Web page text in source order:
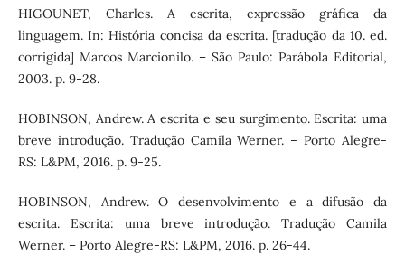
HIGOUNET, Charles. A escrita, expressão gráfica da
linguagem. In: História concisa da escrita. [tradução da 10. ed.
corrigida] Marcos Marcionilo. – São Paulo: Parábola Editorial,
2003. p. 9-28.
HOBINSON, Andrew. A escrita e seu surgimento. Escrita: uma
breve introdução. Tradução Camila Werner. – Porto Alegre-
RS: L&PM, 2016. p. 9-25.
HOBINSON, Andrew. O desenvolvimento e a difusão da
escrita. Escrita: uma breve introdução. Tradução Camila
Werner. – Porto Alegre-RS: L&PM, 2016. p. 26-44.